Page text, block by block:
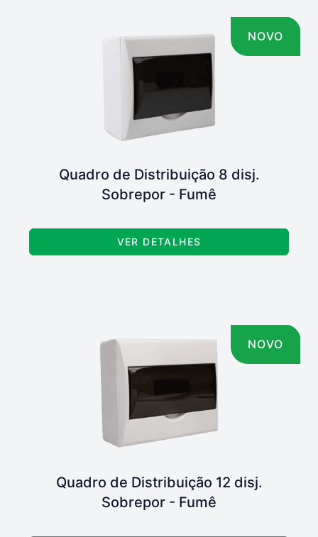
NOVO
Quadro de Distribuição 8 disj.
Sobrepor - Fumê
VER DETALHES
NOVO
Quadro de Distribuição 12 disj.
Sobrepor - Fumê